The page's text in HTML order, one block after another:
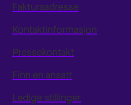
Fakturaadresse
Kontaktinformasjon
Pressekontakt
Finn en ansatt
Ledige stillinger